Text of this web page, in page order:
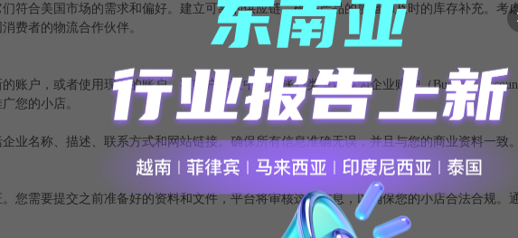
符合美国市场的需求和偏好。建立可靠的供应链，确保产品的质量和及时的库存补充。考
费者的物流合作伙伴。
账户，或者使用现有的账户。在账户设置中，将账户类型切换为企业账户（Business
您的小店。
业名称、描述、联系方式和网站链接。确保所有信息准确无误，并且与您的商业资料一致
您需要提交之前准备好的资料和文件，平台将审核这些信息，以确保您的小店合法合规。